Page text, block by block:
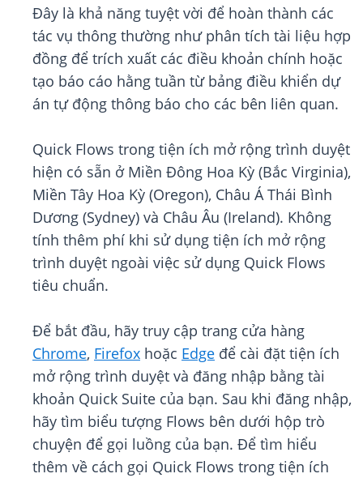
Đây là khả năng tuyệt vời để hoàn thành các
tác vụ thông thường như phân tích tài liệu hợp
đồng để trích xuất các điều khoản chính hoặc
tạo báo cáo hằng tuần từ bảng điều khiển dự
án tự động thông báo cho các bên liên quan.
Quick Flows trong tiện ích mở rộng trình duyệt
hiện có sẵn ở Miền Đông Hoa Kỳ (Bắc Virginia),
Miền Tây Hoa Kỳ (Oregon), Châu Á Thái Bình
Dương (Sydney) và Châu Âu (Ireland). Không
tính thêm phí khi sử dụng tiện ích mở rộng
trình duyệt ngoài việc sử dụng Quick Flows
tiêu chuẩn.
Để bắt đầu, hãy truy cập trang cửa hàng
Chrome, Firefox hoặc Edge để cài đặt tiện ích
mở rộng trình duyệt và đăng nhập bằng tài
khoản Quick Suite của bạn. Sau khi đăng nhập,
hãy tìm biểu tượng Flows bên dưới hộp trò
chuyện để gọi luồng của bạn. Để tìm hiểu
thêm về cách gọi Quick Flows trong tiện ích